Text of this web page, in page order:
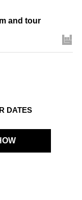
and tour
DATES